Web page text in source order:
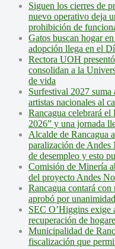
Siguen los cierres de
nuevo operativo deja
prohibición de
Gatos buscan hogar
adopción llega en el
Rectora UOH
consolidan a la
de vida
Surfestival 2027
artistas nacionales al
Rancagua celebrará
2026” y una jornada
Alcalde de Rancagua
paralización de Andes
de desempleo y esto
Comisión de Minería
del proyecto Andes
Rancagua contará
aprobó por
SEC O’Higgins exige
recuperación de
Municipalidad de
fiscalización que